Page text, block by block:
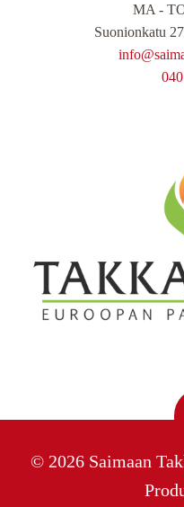
MA -
Suonionkatu
© 2026 Saimaan